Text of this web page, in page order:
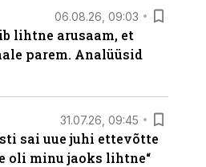
06.08.26, 09:03
lihtne arusaam, et
parem. Analüüsid
31.07.26, 09:45
sai uue juhi ettevõtte
oli minu jaoks lihtne“